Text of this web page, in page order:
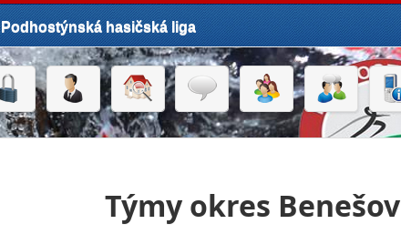
Podhostýnská hasičská liga
Týmy okres Benešov